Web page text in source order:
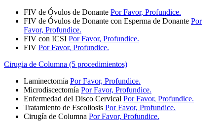
FIV de Óvulos de Donante Por Favor, Profundice.
FIV de Óvulos de Donante con Esperma de Donante Por
Favor, Profundice.
FIV con ICSI Por Favor, Profundice.
FIV Por Favor, Profundice.
Cirugia de Columna (5 procedimientos)
Laminectomía Por Favor, Profundice.
Microdiscectomía Por Favor, Profundice.
Enfermedad del Disco Cervical Por Favor, Profundice.
Tratamiento de Escoliosis Por Favor, Profundice.
Cirugía de Columna Por Favor, Profundice.